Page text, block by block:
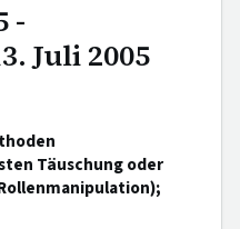
-
Juli 2005
Täuschung oder